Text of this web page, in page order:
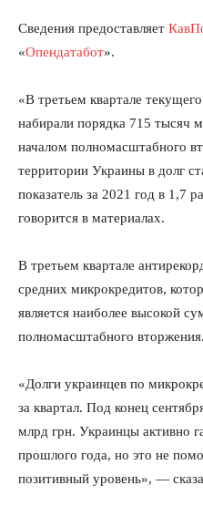
Сведения предоставляет
«Опендатабот».
«B третьем квартале
набирали порядка 715 тысяч
началом полномасштабного
территории Украины в долг
показатель за 2021 год в 1,7
говорится в материалах.
В третьем квартале
средних микрокредитов,
является наиболее высокой
полномасштабного вторжения.
«Долги украинцев по
за квартал. Под конец
млрд грн. Украинцы активно
прошлого года, но это не
позитивный уровень», —